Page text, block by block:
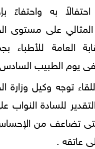
به واحتفاءً
على مستوى
العامة للأطباء
فى يوم الطبيب
توجه وكيل وزارة
للسادة النواب
تضاعف من
عاتقه .